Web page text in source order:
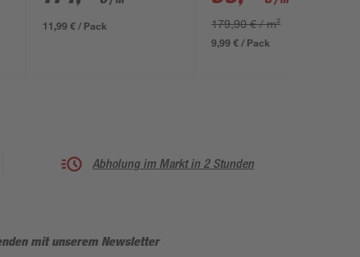
11,99 € / Pack
x 20 cm
179,90 € / m²
9,99 € / Pack
Abholung im Markt in 2 Stunden
mit unserem Newsletter